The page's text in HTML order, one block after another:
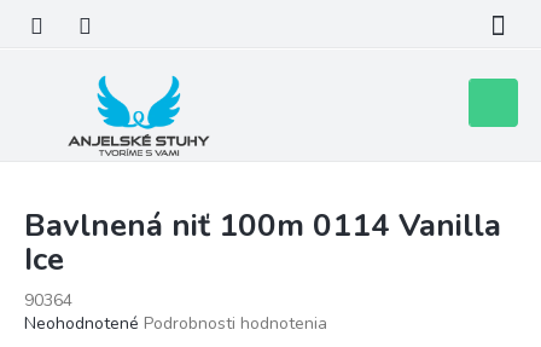
obsah
košík
Bavlnená niť 100m 0114 Vanilla
Ice
90364
Priemerné
Neohodnotené Podrobnosti hodnotenia